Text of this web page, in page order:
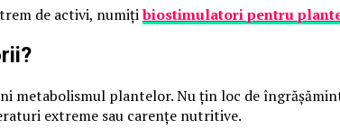
de activi, numițibiostimulatori pentru
metabolismul plantelor. Nu țin loc de
extreme sau carențe nutritive.